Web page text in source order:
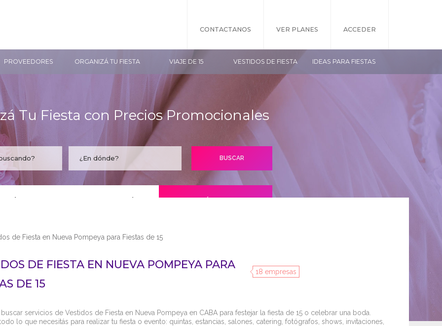
CONTACTANOS VER PLANES ACCEDER
PROVEEDORES ORGANIZÁ TU FIESTA VIAJE DE 15 VESTIDOS DE FIESTA IDEAS PARA FIESTAS
Tu Fiesta con Precios Promocionales
encontrar tu empresa acá?
de Fiesta en Nueva Pompeya para Fiestas de 15
DE FIESTA EN NUEVA POMPEYA PARA
DE 15
18 empresas
servicios de Vestidos de Fiesta en Nueva Pompeya en CABA para festejar la fiesta de 15 o celebrar una boda.
lo que necesitás para realizar tu fiesta o evento: quintas, estancias, salones, catering, fotógrafos, shows, invitaciones,